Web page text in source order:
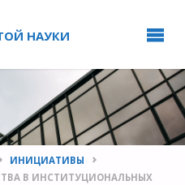
НАУКИ
ИНИЦИАТИВЫ
В ИНСТИТУЦИОНАЛЬНЫХ